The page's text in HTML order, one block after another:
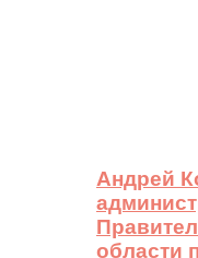
Андрей
области